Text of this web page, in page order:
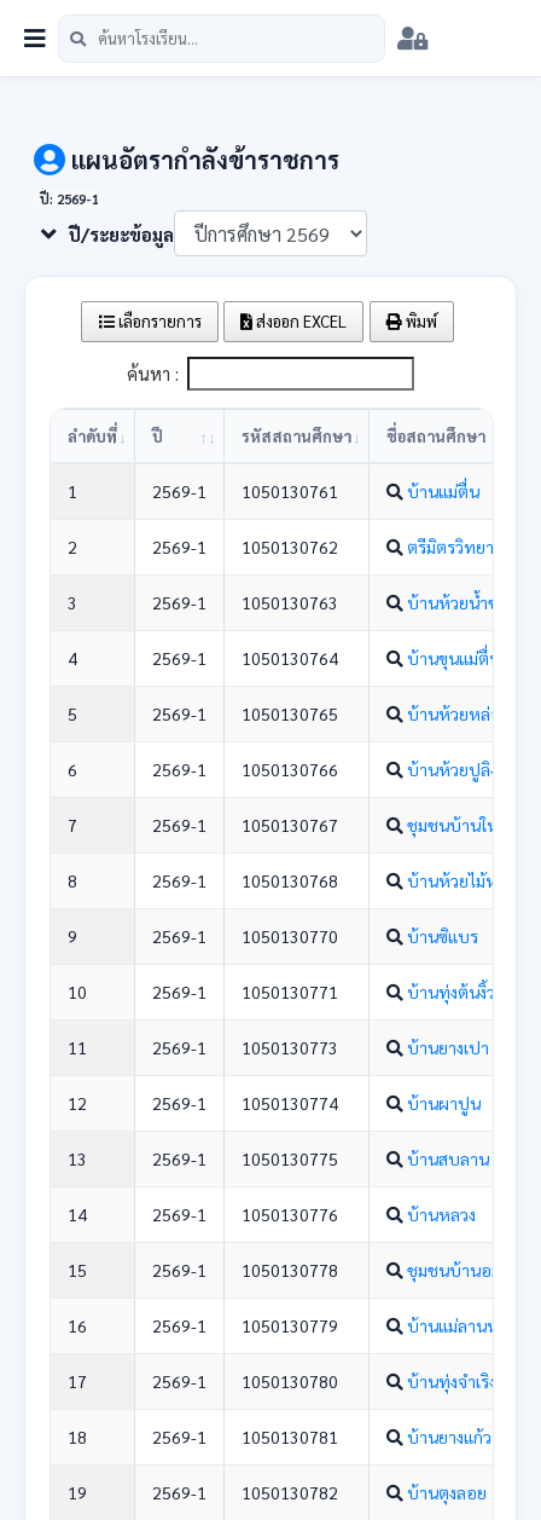
หน้าแรก นักเรียน บุคลากร วิชาการ
แผนอัตรากำลังข้าราชการ
ปี: 2569-1
ปี/ระยะข้อมูล
เลือกรายการ ส่งออก EXCEL พิมพ์
ค้นหา :
ลำดับที่ ปี รหัสสถานศึกษา ชื่อสถานศึกษา
1 2569-1 1050130761 บ้านแม่ตื่น
2 2569-1 1050130762 ตรีมิตรวิทยา
3 2569-1 1050130763 บ้านห้วยน้ำขาว
4 2569-1 1050130764 บ้านขุนแม่ตื่นน้อย
5 2569-1 1050130765 บ้านห้วยหล่อดูก
6 2569-1 1050130766 บ้านห้วยปูลิง
7 2569-1 1050130767 ชุมชนบ้านใหม่
8 2569-1 1050130768 บ้านห้วยไม้หก
9 2569-1 1050130770 บ้านซิแบร
10 2569-1 1050130771 บ้านทุ่งต้นงิ้ว
11 2569-1 1050130773 บ้านยางเปา
12 2569-1 1050130774 บ้านผาปูน
13 2569-1 1050130775 บ้านสบลาน
14 2569-1 1050130776 บ้านหลวง
15 2569-1 1050130778 ชุมชนบ้านอมก๋อย
16 2569-1 1050130779 บ้านแม่ลานหลวง
17 2569-1 1050130780 บ้านทุ่งจำเริง
18 2569-1 1050130781 บ้านยางแก้ว
19 2569-1 1050130782 บ้านตุงลอย